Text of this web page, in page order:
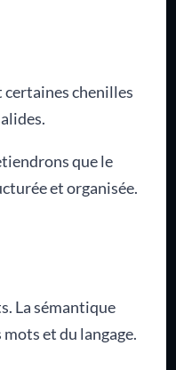
certaines chenilles
que le
et organisée.
La sémantique
et du langage.